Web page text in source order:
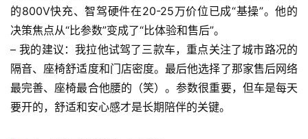
生
活
科
学
科
的800V快充、智驾硬件在20-25万价位已成“基操”。他的
决策焦点从“比参数”变成了“比体验和售后”。
– 我的建议 ：我拉他试驾了三款车，重点关注了城市路况的
隔音、座椅舒适度和门店密度。最后他选择了那家售后网络
最完善、座椅最合他腰的 （笑）。参数很重要，但车是每天
要开的，舒适和安心感才是长期陪伴的关键。